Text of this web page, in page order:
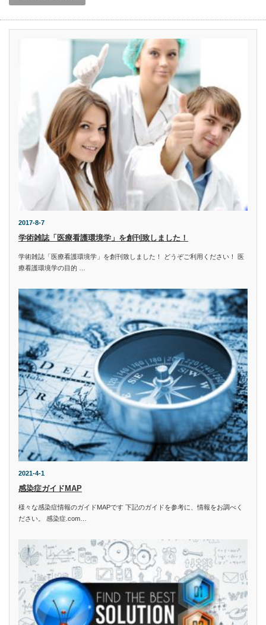
2017-8-7
学術雑誌「医療看護環境学」を創刊致しました！
学術雑誌「医療看護環境学」を創刊致しました！ どうぞご利用ください！ 医
療看護環境学の目的 …
2021-4-1
感染症ガイドMAP
様々な感染症情報のガイドMAPです 下記のガイドを参考に、情報をお調べく
ださい。 感染症.com…